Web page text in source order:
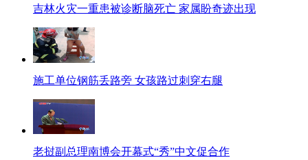
吉林火灾一重患被诊断脑死亡 家属盼奇迹出现
施工单位钢筋丢路旁 女孩路过刺穿右腿
老挝副总理南博会开幕式“秀”中文促合作